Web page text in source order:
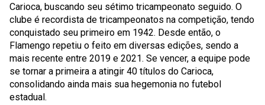
Carioca, buscando seu sétimo tricampeonato seguido. O
clube é recordista de tricampeonatos na competição, tendo
conquistado seu primeiro em 1942. Desde então, o
Flamengo repetiu o feito em diversas edições, sendo a
mais recente entre 2019 e 2021. Se vencer, a equipe pode
se tornar a primeira a atingir 40 títulos do Carioca,
consolidando ainda mais sua hegemonia no futebol
estadual.